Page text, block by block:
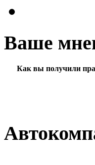
Ваше
Как вы получили